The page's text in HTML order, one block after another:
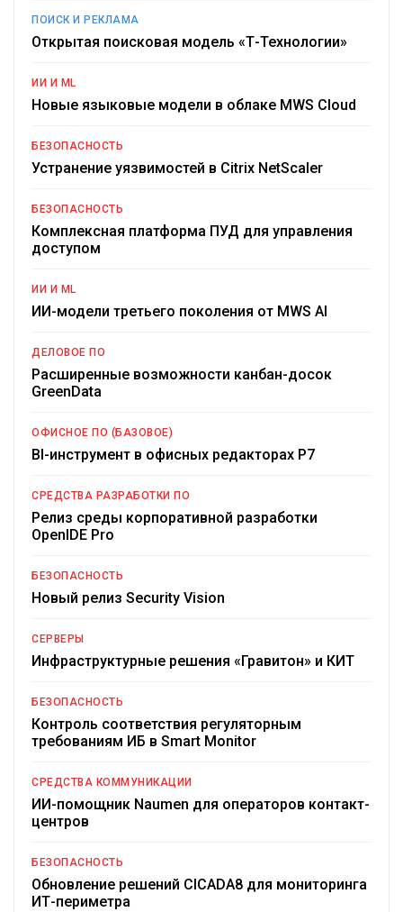
ПОИСК И РЕКЛАМА
Открытая поисковая модель «Т-Технологии»
ИИ И ML
Новые языковые модели в облаке MWS Cloud
БЕЗОПАСНОСТЬ
Устранение уязвимостей в Citrix NetScaler
БЕЗОПАСНОСТЬ
Комплексная платформа ПУД для управления
доступом
ИИ И ML
ИИ-модели третьего поколения от MWS AI
ДЕЛОВОЕ ПО
Расширенные возможности канбан-досок
GreenData
ОФИСНОЕ ПО (БАЗОВОЕ)
BI-инструмент в офисных редакторах Р7
СРЕДСТВА РАЗРАБОТКИ ПО
Релиз среды корпоративной разработки
OpenIDE Pro
БЕЗОПАСНОСТЬ
Новый релиз Security Vision
СЕРВЕРЫ
Инфраструктурные решения «Гравитон» и КИТ
БЕЗОПАСНОСТЬ
Контроль соответствия регуляторным
требованиям ИБ в Smart Monitor
СРЕДСТВА КОММУНИКАЦИИ
ИИ-помощник Naumen для операторов контакт-
центров
БЕЗОПАСНОСТЬ
Обновление решений CICADA8 для мониторинга
ИТ-периметра